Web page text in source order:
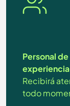
Personal
Recibirá
todo